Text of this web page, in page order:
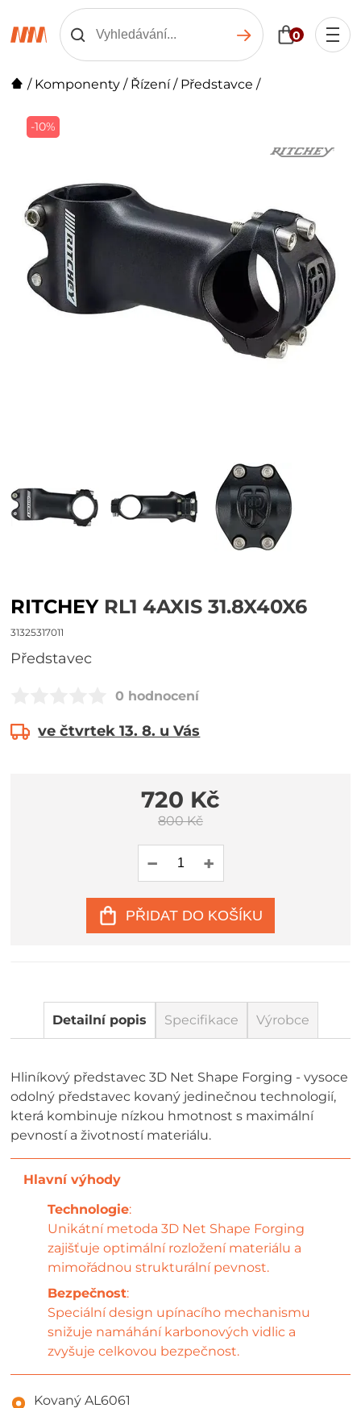
0
/ Komponenty / Řízení/ Představce /
-10%
RITCHEYRL1 4AXIS 31.8X40X6
31325317011
představec
0 hodnocení
ve čtvrtek 13. 8. u Vás
720 Kč
800 Kč
PŘIDAT DO KOŠÍKU
Detailní popis Specifikace Výrobce
Hliníkový představec 3D Net Shape Forging - vysoce
odolný představec kovaný jedinečnou technologií,
která kombinuje nízkou hmotnost s maximální
pevností a životností materiálu.
Technologie:
Unikátní metoda 3D Net Shape Forging
zajišťuje optimální rozložení materiálu a
mimořádnou strukturální pevnost.
Bezpečnost:
Speciální design upínacího mechanismu
snižuje namáhání karbonových vidlic a
zvyšuje celkovou bezpečnost.
Kovaný AL6061